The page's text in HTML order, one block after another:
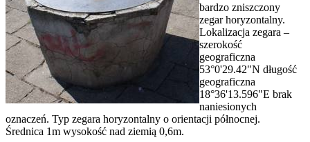
bardzo zniszczony
zegar horyzontalny.
Lokalizacja zegara –
szerokość
geograficzna
53°0'29.42"N długość
geograficzna
18°36'13.596"E brak
naniesionych
oznaczeń. Typ zegara horyzontalny o orientacji północnej.
Średnica 1m wysokość nad ziemią 0,6m.